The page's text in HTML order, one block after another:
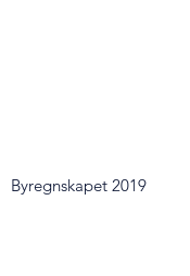
Byregnskapet 2019